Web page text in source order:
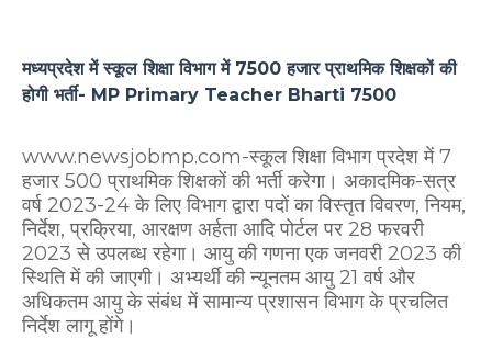
मध्यप्रदेश में स्कूल शिक्षा विभाग में 7500 हजार प्राथमिक शिक्षकों की
होगी भर्ती- MP Primary Teacher Bharti 7500
www.newsjobmp.com-स्कूल शिक्षा विभाग प्रदेश में 7
हजार 500 प्राथमिक शिक्षकों की भर्ती करेगा। अकादमिक-सत्र
वर्ष 2023-24 के लिए विभाग द्वारा पदों का विस्तृत विवरण, नियम,
निर्देश, प्रक्रिया, आरक्षण अर्हता आदि पोर्टल पर 28 फरवरी
2023 से उपलब्ध रहेगा। आयु की गणना एक जनवरी 2023 की
स्थिति में की जाएगी। अभ्यर्थी की न्यूनतम आयु 21 वर्ष और
अधिकतम आयु के संबंध में सामान्य प्रशासन विभाग के प्रचलित
निर्देश लागू होंगे।